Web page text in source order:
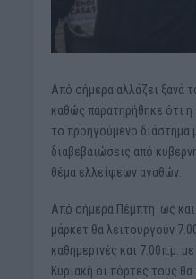
Από σήμερα αλλάζει ξανά
καθώς παρατηρήθηκε ότι η
το προηγούμενο διάστημα
διαβεβαιώσεις από
θέμα ελλείψεων αγαθών.
Από σήμερα Πέμπτη ως
μάρκετ θα λειτουργούν
καθημερινές και 7.00π.μ.
Κυριακή οι πόρτες τους θα